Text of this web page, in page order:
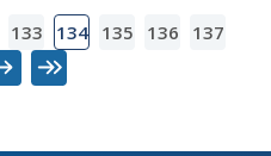
133 134 135 136
137
SuivantDernier